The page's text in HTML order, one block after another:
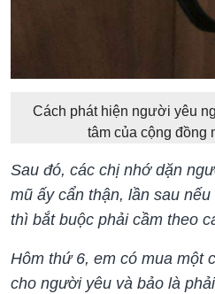
Cách phát hiện người yêu
tâm của cộng đồng
Sau đó, các chị nhớ dặn
mũ ấy cẩn thận, lần sau
thì bắt buộc phải cầm theo
Hôm thứ 6, em có mua một
cho người yêu và bảo là